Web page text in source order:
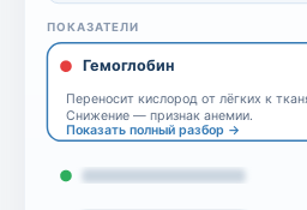
ПОКАЗАТЕЛИ
Гемоглобин
Переносит кислород от лёгких к
Снижение — признак анемии.
Показать полный разбор →